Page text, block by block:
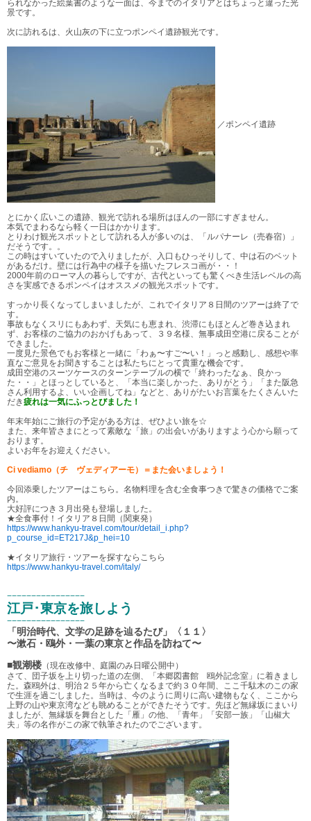
られなかった絵葉書のような一面は、今までのイタリアとはちょっと違った光
景です。
次に訪れるは、火山灰の下に立つポンペイ遺跡観光です。
／ポンペイ遺跡
とにかく広いこの遺跡、観光で訪れる場所はほんの一部にすぎません。
本気でまわるなら軽く一日はかかります。
とりわけ観光スポットとして訪れる人が多いのは、「ルパナーレ（売春宿）」
だそうです。。
この時はすいていたので入りましたが、入口もひっそりして、中は石のベット
があるだけ。壁には行為中の様子を描いたフレスコ画が・・！
2000年前のローマ人の暮らしですが、古代といっても驚くべき生活レベルの高
さを実感できるポンペイはオススメの観光スポットです。
すっかり長くなってしまいましたが、これでイタリア８日間のツアーは終了で
す。
事故もなくスリにもあわず、天気にも恵まれ、渋滞にもほとんど巻き込まれ
ず、お客様のご協力のおかげもあって、３９名様、無事成田空港に戻ることが
できました。
一度見た景色でもお客様と一緒に「わぁ〜すご〜い！」っと感動し、感想や率
直なご意見をお聞きすることは私たちにとって貴重な機会です。
成田空港のスーツケースのターンテーブルの横で「終わったなぁ、良かっ
た・・」とほっとしていると、「本当に楽しかった、ありがとう」「また阪急
さん利用するよ、いい企画してね」などと、ありがたいお言葉をたくさんいた
だき疲れは一気にふっとびました！
年末年始にご旅行の予定がある方は、ぜひよい旅を☆
また、来年皆さまにとって素敵な「旅」の出会いがありますよう心から願って
おります。
よいお年をお迎えください。
Ci vediamo（チ ヴェディアーモ）＝また会いましょう！
今回添乗したツアーはこちら。名物料理を含む全食事つきで驚きの価格でご案
内。
大好評につき３月出発も登場しました。
★全食事付！イタリア８日間（関東発）
https://www.hankyu-travel.com/tour/detail_i.php?
p_course_id=ET217J&p_hei=10
★イタリア旅行・ツアーを探すならこちら
https://www.hankyu-travel.com/italy/
−−−−−−−−−−−−−−−−
江戸･東京を旅しよう
−−−−−−−−−−−−−−−−
「明治時代、文学の足跡を辿るたび」〈１１〉
〜漱石・鴎外・一葉の東京と作品を訪ねて〜
■観潮楼 （現在改修中、庭園のみ日曜公開中）
さて、団子坂を上り切った道の左側、「本郷図書館 鴎外記念室」に着きまし
た。森鴎外は、明治２５年から亡くなるまで約３０年間、ここ千駄木のこの家
で生涯を過ごしました。当時は、今のように周りに高い建物もなく、ここから
上野の山や東京湾なども眺めることができたそうです。先ほど無縁坂にまいり
ましたが、無縁坂を舞台とした「雁」の他、「青年」「安部一族」「山椒大
夫」等の名作がこの家で執筆されたのでございます。